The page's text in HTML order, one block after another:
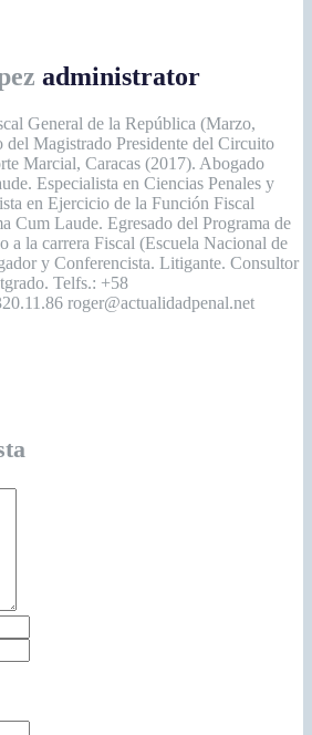
administrator
General de la República (Marzo,
del Magistrado Presidente del Circuito
Marcial, Caracas (2017). Abogado
Especialista en Ciencias Penales y
en Ejercicio de la Función Fiscal
Cum Laude. Egresado del Programa de
a la carrera Fiscal (Escuela Nacional de
y Conferencista. Litigante. Consultor
Telfs.: +58
roger@actualidadpenal.net